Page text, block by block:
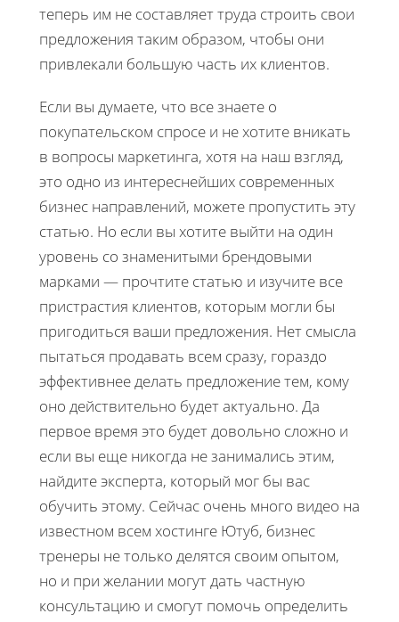
теперь им не составляет труда строить свои
предложения таким образом, чтобы они
привлекали большую часть их клиентов.
Если вы думаете, что все знаете о
покупательском спросе и не хотите вникать
в вопросы маркетинга, хотя на наш взгляд,
это одно из интереснейших современных
бизнес направлений, можете пропустить эту
статью. Но если вы хотите выйти на один
уровень со знаменитыми брендовыми
марками — прочтите статью и изучите все
пристрастия клиентов, которым могли бы
пригодиться ваши предложения. Нет смысла
пытаться продавать всем сразу, гораздо
эффективнее делать предложение тем, кому
оно действительно будет актуально. Да
первое время это будет довольно сложно и
если вы еще никогда не занимались этим,
найдите эксперта, который мог бы вас
обучить этому. Сейчас очень много видео на
известном всем хостинге Ютуб, бизнес
тренеры не только делятся своим опытом,
но и при желании могут дать частную
консультацию и смогут помочь определить